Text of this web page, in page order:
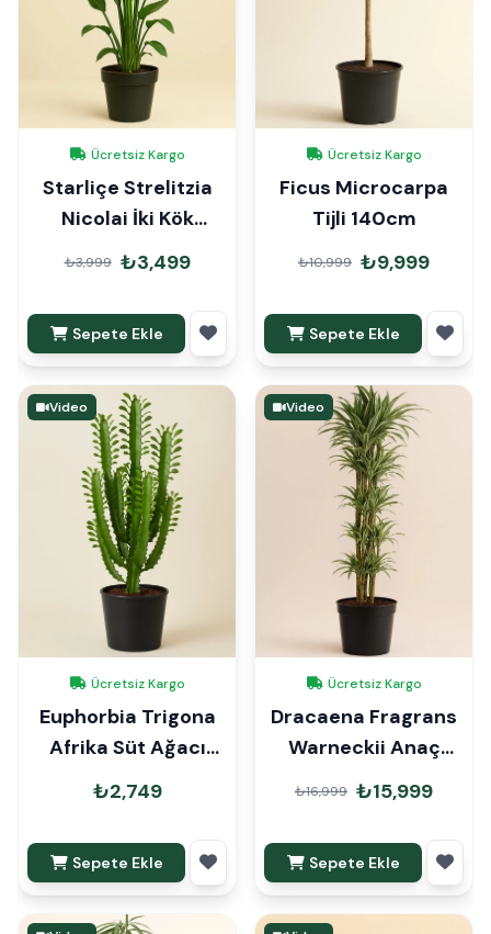
Ücretsiz Kargo
Starliçe Strelitzia
Nicolai İki Kök
140cm
₺3,999 ₺3,499
Sepete Ekle
Ücretsiz Kargo
Ficus Microcarpa
Tijli 140cm
₺10,999 ₺9,999
Sepete Ekle
Video
Ücretsiz Kargo
Euphorbia Trigona
Afrika Süt Ağacı
100cm
₺2,749
Sepete Ekle
Video
Ücretsiz Kargo
Dracaena Fragrans
Warneckii Anaç
140cm
₺16,999 ₺15,999
Sepete Ekle